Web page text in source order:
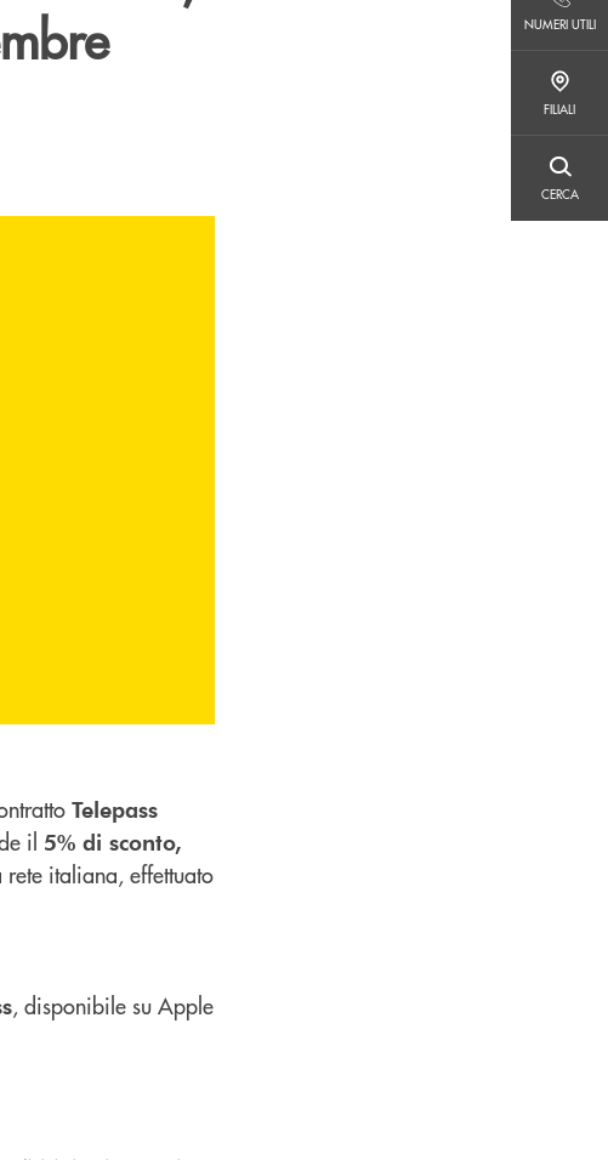
NUMERI UTILI
FILIALI
CERCA
Telepass
il 5% di sconto,
italiana, effettuato
, disponibile su Apple